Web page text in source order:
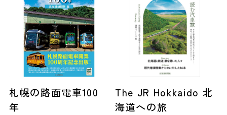
札幌の路面電車100
年
The JR Hokkaido 北
海道への旅